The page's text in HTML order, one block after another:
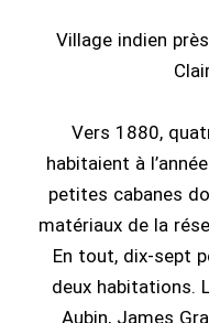
Village indien
Vers 1880,
habitaient à
petites cabanes
matériaux de la
En tout, dix-sept
deux habitations.
Aubin, James